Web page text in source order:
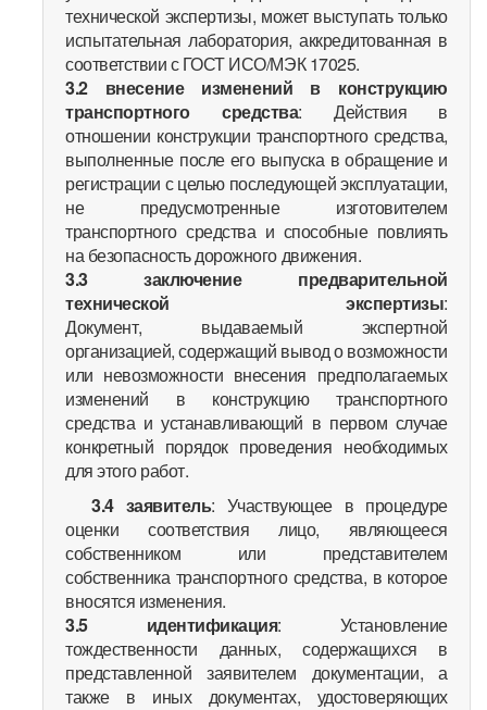
технической экспертизы, может выступать только
испытательная лаборатория, аккредитованная в
соответствии с ГОСТ ИСО/МЭК 17025.
3.2
внесение изменений в конструкцию
транспортного средства: Действия в
отношении конструкции транспортного средства,
выполненные после его выпуска в обращение и
регистрации с целью последующей эксплуатации,
не предусмотренные изготовителем
транспортного средства и способные повлиять
на безопасность дорожного движения.
3.3
заключение предварительной
технической экспертизы:
Документ, выдаваемый экспертной
организацией, содержащий вывод о возможности
или невозможности внесения предполагаемых
изменений в конструкцию транспортного
средства и устанавливающий в первом случае
конкретный порядок проведения необходимых
для этого работ.
3.4 заявитель: Участвующее в процедуре
оценки соответствия лицо, являющееся
собственником или представителем
собственника транспортного средства, в которое
вносятся изменения.
3.5
идентификация: Установление
тождественности данных, содержащихся в
представленной заявителем документации, а
также в иных документах, удостоверяющих